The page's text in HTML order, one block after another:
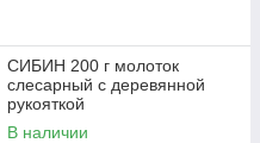
СИБИН 200 г молоток
слесарный с деревянной
рукояткой
В наличии